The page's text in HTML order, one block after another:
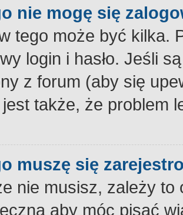
nie mogę się
tego może być kilka.
login i hasło. Jeśli
z forum (aby się
także, że problem
muszę się
nie musisz, zależy
aby móc pisać